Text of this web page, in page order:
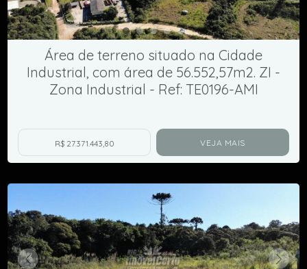
Área de terreno situado na Cidade
Industrial, com área de 56.552,57m2. ZI -
Zona Industrial - Ref: TE0196-AMI
R$ 27.371.443,80 VEJA MAIS